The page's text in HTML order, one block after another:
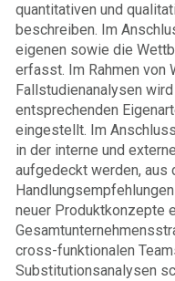
quantitativen und
beschreiben. Im
eigenen sowie die
erfasst. Im Rahmen von
Fallstudienanalysen
entsprechenden
eingestellt. Im
in der interne und
aufgedeckt werden, aus
neuer Produktkonzepte
cross-funktionalen
Substitutionsanalysen